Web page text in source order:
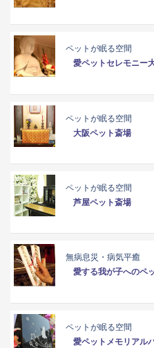
ペットが眠る空間
愛ペットセレモニー
ペットが眠る空間
大阪ペット斎場
ペットが眠る空間
芦屋ペット斎場
無病息災・病気平癒
愛する我が子へのペ
ペットが眠る空間
愛ペットメモリアル